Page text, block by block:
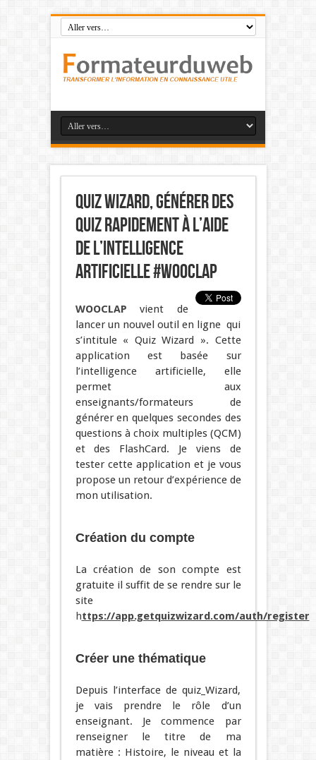
Quiz Wizard, générer des
quiz rapidement à l’aide
de l’intelligence
artificielle #wooclap
WOOCLAP vient de
lancer un nouvel outil en ligne qui
s’intitule « Quiz Wizard ». Cette
application est basée sur
l’intelligence artificielle, elle
permet aux
enseignants/formateurs de
générer en quelques secondes des
questions à choix multiples (QCM)
et des FlashCard. Je viens de
tester cette application et je vous
propose un retour d’expérience de
mon utilisation.
Création du compte
La création de son compte est
gratuite il suffit de se rendre sur le
site
https://app.getquizwizard.com/auth/register
Créer une thématique
Depuis l’interface de quiz_Wizard,
je vais prendre le rôle d’un
enseignant. Je commence par
renseigner le titre de ma
matière : Histoire, le niveau et la